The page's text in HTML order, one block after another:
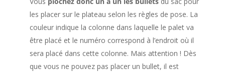
les placer sur le plateau selon les règles de pose. La
couleur indique la colonne dans laquelle le palet va
être placé et le numéro correspond à l’endroit où il
sera placé dans cette colonne. Mais attention ! Dès
que vous ne pouvez pas placer un bullet, il est